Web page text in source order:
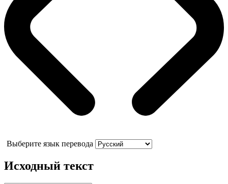
Выберите язык перевода
Исходный текст